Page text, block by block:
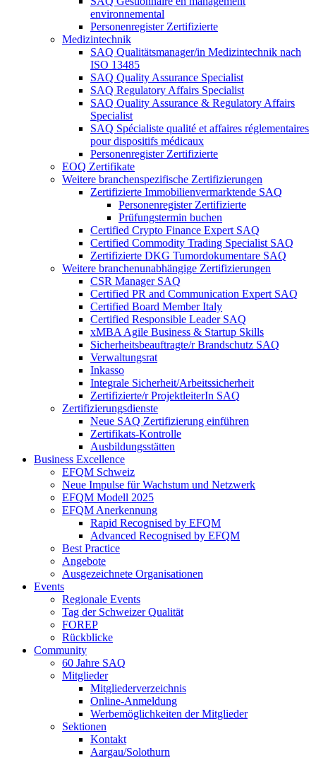
environnemental
Personenregister Zertifizierte
Medizintechnik
SAQ Qualitätsmanager/in Medizintechnik nach
ISO 13485
SAQ Quality Assurance Specialist
SAQ Regulatory Affairs Specialist
SAQ Quality Assurance & Regulatory Affairs
Specialist
SAQ Spécialiste qualité et affaires réglementaires
pour dispositifs médicaux
Personenregister Zertifizierte
EOQ Zertifikate
Weitere branchenspezifische Zertifizierungen
Zertifizierte Immobilienvermarktende SAQ
Personenregister Zertifizierte
Prüfungstermin buchen
Certified Crypto Finance Expert SAQ
Certified Commodity Trading Specialist SAQ
Zertifizierte DKG Tumordokumentare SAQ
Weitere branchenunabhängige Zertifizierungen
CSR Manager SAQ
Certified PR and Communication Expert SAQ
Certified Board Member Italy
Certified Responsible Leader SAQ
xMBA Agile Business & Startup Skills
Sicherheitsbeauftragte/​r Brandschutz SAQ
Verwaltungsrat
Inkasso
Integrale Sicherheit/Arbeitssicherheit
Zertifizierte/r ProjektleiterIn SAQ
Zertifizierungsdienste
Neue SAQ Zertifizierung einführen
Zertifikats-Kontrolle
Ausbildungsstätten
Business Excellence
EFQM Schweiz
Neue Impulse für Wachstum und Netzwerk
EFQM Modell 2025
EFQM Anerkennung
Rapid Recognised by EFQM
Advanced Recognised by EFQM
Best Practice
Angebote
Ausgezeichnete Organisationen
Events
Regionale Events
Tag der Schweizer Qualität
FOREP
Rückblicke
Community
60 Jahre SAQ
Mitglieder
Mitgliederverzeichnis
Online-Anmeldung
Werbemöglichkeiten der Mitglieder
Sektionen
Kontakt
Aargau/Solothurn